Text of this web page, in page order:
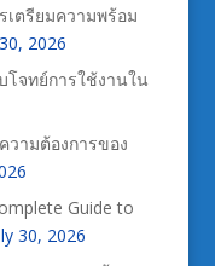
เตรียมความพร้อม
2026
จทย์การใช้งานใน
ามต้องการของ
Guide to
30, 2026